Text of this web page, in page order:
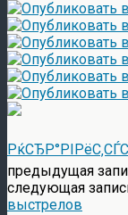
предыдущая
следующая
выстрелов